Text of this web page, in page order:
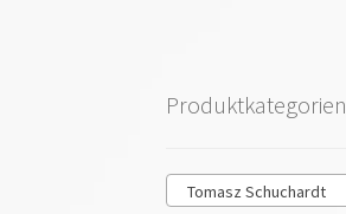
Produktkategorien
Tomasz Schuchardt